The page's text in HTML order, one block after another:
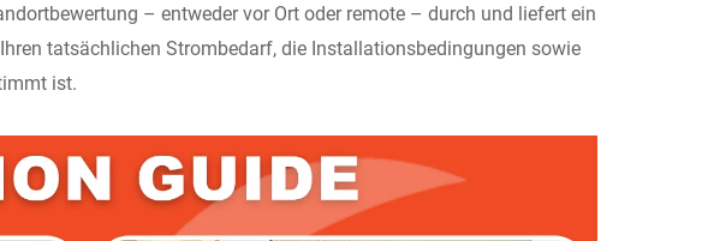
– entweder vor Ort oder remote – durch und liefert ein
tatsächlichen Strombedarf, die Installationsbedingungen sowie
ist.